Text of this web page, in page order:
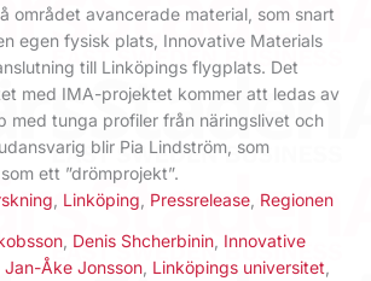
området avancerade material, som snart
egen fysisk plats, Innovative Materials
till Linköpings flygplats. Det
med IMA-projektet kommer att ledas av
med tunga profiler från näringslivet och
blir Pia Lindström, som
ett ”drömprojekt”.
Linköping Pressrelease Regionen
Denis Shcherbinin Innovative
Jan-Åke Jonsson Linköpings universitet